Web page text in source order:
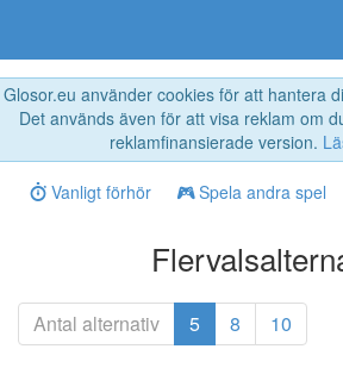
Glosor.eu använder cookies för att hantera
Det används även för att visa reklam om
reklamfinansierade version.
Vanligt förhör Spela andra spel
Antal alternativ 5 8 10